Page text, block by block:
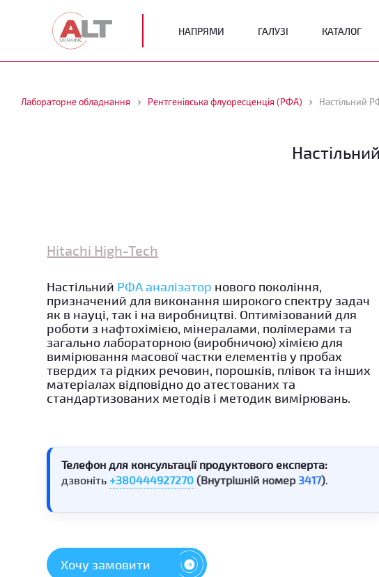
НАПРЯМИ ГАЛУЗІ КАТАЛОГ
Лабораторне обладнання Рентгенівська флуоресценція (РФА) Настільний
Hitachi High-Tech
Настільний РФА аналізатор нового покоління,
призначений для виконання широкого спектру задач
як в науці, так і на виробництві. Оптимізований для
роботи з нафтохімією, мінералами, полімерами та
загально лабораторною (виробничою) хімією для
вимірювання масової частки елементів у пробах
твердих та рідких речовин, порошків, плівок та інших
матеріалах відповідно до атестованих та
стандартизованих методів і методик вимірювань.
Телефон для консультації продуктового експерта:
дзвоніть+380444927270 (Внутрішній номер 3417).
Хочу замовити